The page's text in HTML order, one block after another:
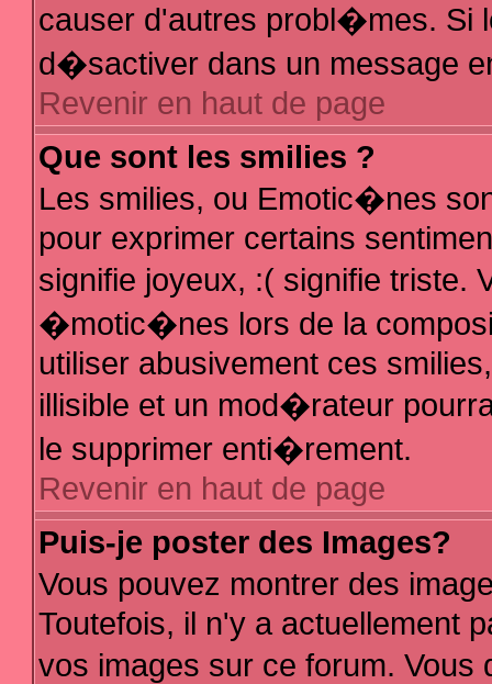
causer d'autres probl�mes. Si
d�sactiver dans un message
Revenir en haut de page
Que sont les smilies ?
Les smilies, ou Emotic�nes
pour exprimer certains
signifie joyeux, :( signifie triste.
�motic�nes lors de la
utiliser abusivement ces
illisible et un mod�rateur
le supprimer enti�rement.
Revenir en haut de page
Puis-je poster des Images?
Vous pouvez montrer des
Toutefois, il n'y a actuellement
vos images sur ce forum.